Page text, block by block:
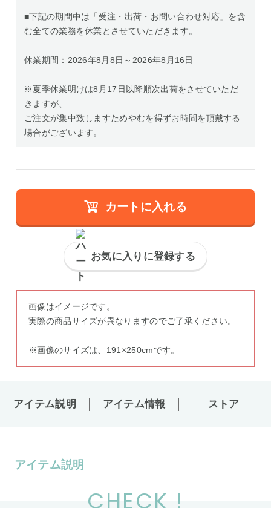
■下記の期間中は「受注・出荷・お問い合わせ対応」を含
む全ての業務を休業とさせていただきます。
休業期間：2026年8月8日～2026年8月16日
※夏季休業明けは8月17日以降順次出荷をさせていただ
きますが、
ご注文が集中致しますためやむを得ずお時間を頂戴する
場合がございます。
カートに入れる
お気に入りに登録する
画像はイメージです。
実際の商品サイズが異なりますのでご了承ください。
※画像のサイズは、191×250cmです。
アイテム説明 アイテム情報 ストア
アイテム説明
CHECK !